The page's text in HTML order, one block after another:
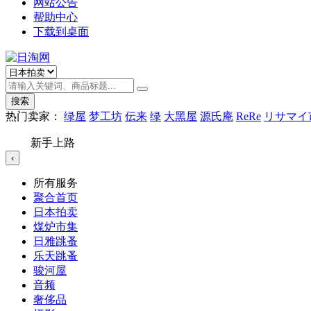
网站公告
帮助中心
下载到桌面
搜索
热门卖家： 绿屋 梦工坊 伝来 绿 大黑屋 源氏庵 ReRe リサマ
新手上路
‹
所有服务
聚合首页
日本拍卖
煤炉市集
日雅跳蚤
乐天跳蚤
骏河屋
音频
奢侈品